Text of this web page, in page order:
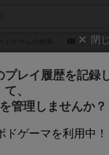
ブリュー
ュー・クラフタ
Brew Crafters
閉
プレイ履歴を記録
て、
管理しませんか？
ドゲーマを利用中！